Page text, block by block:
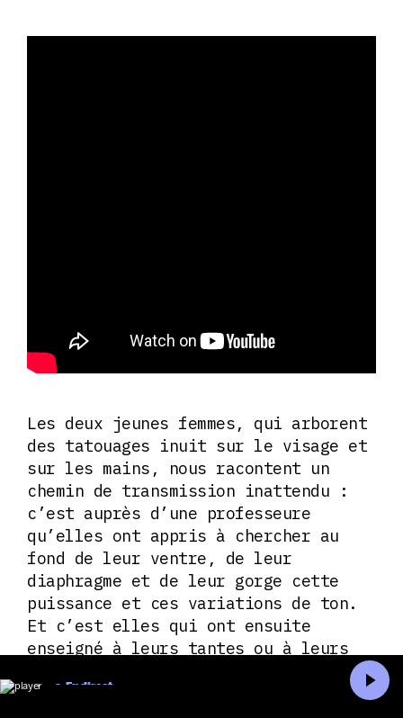
Les deux jeunes femmes, qui arborent
des tatouages inuit sur le visage et
sur les mains, nous racontent un
chemin de transmission inattendu :
c’est auprès d’une professeure
qu’elles ont appris à chercher au
fond de leur ventre, de leur
diaphragme et de leur gorge cette
puissance et ces variations de ton.
Et c’est elles qui ont ensuite
enseigné à leurs tantes ou à leurs
de leur corps. La puissance de leur
En direct